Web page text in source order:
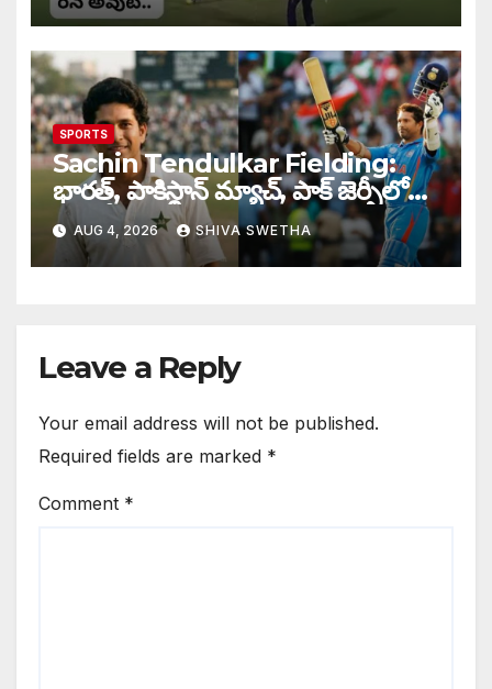
SPORTS
Sachin Tendulkar Fielding:
భారత్, పాకిస్థాన్ మ్యాచ్, పాక్ జెర్సీలో
బరిలోకి దిగిన సచిన్…
AUG 4, 2026 SHIVA SWETHA
Leave a Reply
Your email address will not be published.
Required fields are marked *
Comment *